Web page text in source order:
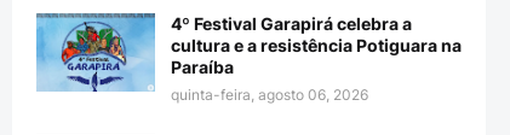
4º Festival Garapirá celebra a
cultura e a resistência Potiguara na
Paraíba
quinta-feira, agosto 06, 2026